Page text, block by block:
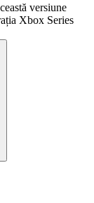
versiune
Xbox Series